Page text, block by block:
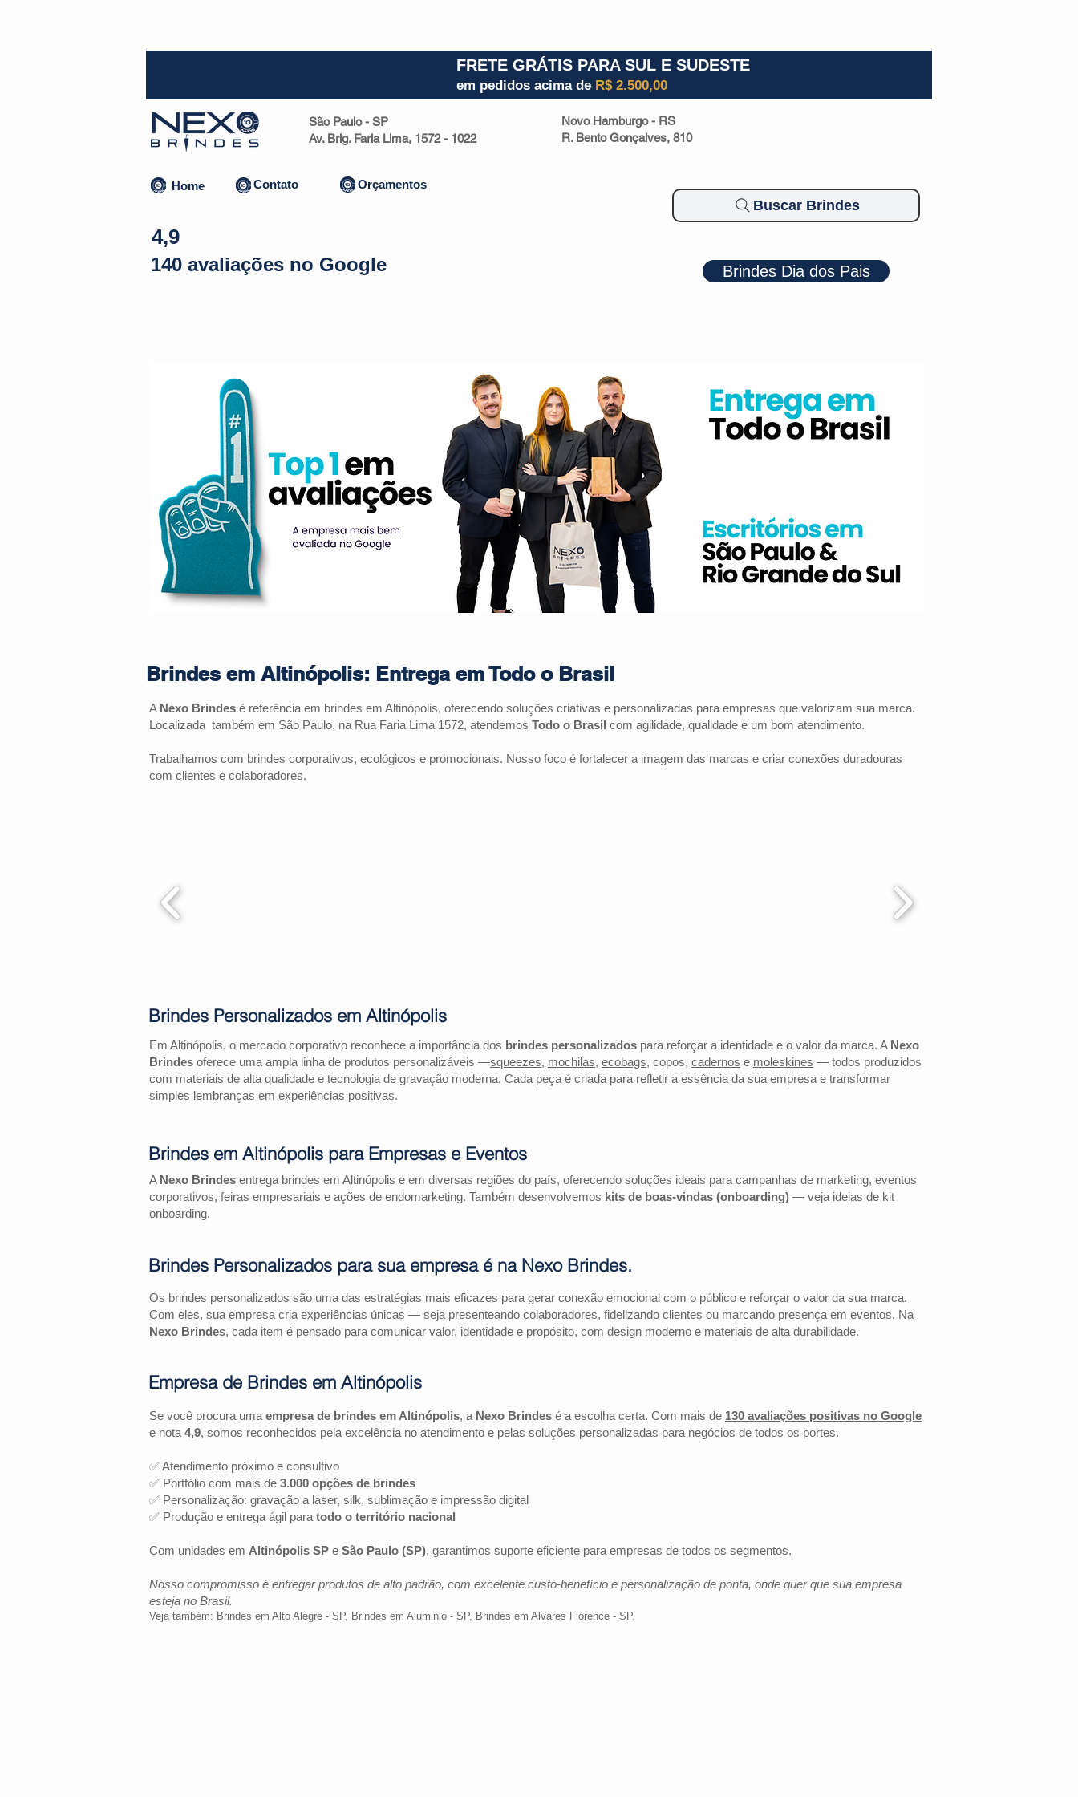
FRETE GRÁTIS PARA SUL E SUDESTE
em pedidos acima de R$ 2.500,00
São Paulo - SP
Av. Brig. Faria Lima, 1572 - 1022
Novo Hamburgo - RS
R. Bento Gonçalves, 810
Home Contato Orçamentos
4,9
140 avaliações no Google
Buscar Brindes
Brindes Dia dos Pais
Brindes em Altinópolis: Entrega em Todo o Brasil
A Nexo Brindes é referência em brindes em Altinópolis, oferecendo soluções criativas e personalizadas para empresas que valorizam sua marca.
Localizada também em São Paulo, na Rua Faria Lima 1572, atendemos Todo o Brasil com agilidade, qualidade e um bom atendimento.
Trabalhamos com brindes corporativos, ecológicos e promocionais. Nosso foco é fortalecer a imagem das marcas e criar conexões duradouras
com clientes e colaboradores.
Em Altinópolis, o mercado corporativo reconhece a importância dos brindes personalizados para reforçar a identidade e o valor da marca. A Nexo
Brindes oferece uma ampla linha de produtos personalizáveis —squeezes, mochilas, ecobags, copos, cadernos e moleskines — todos produzidos
com materiais de alta qualidade e tecnologia de gravação moderna. Cada peça é criada para refletir a essência da sua empresa e transformar
simples lembranças em experiências positivas.
A Nexo Brindes entrega brindes em Altinópolis e em diversas regiões do país, oferecendo soluções ideais para campanhas de marketing, eventos
corporativos, feiras empresariais e ações de endomarketing. Também desenvolvemos kits de boas-vindas (onboarding) — veja ideias de kit
onboarding.
Os brindes personalizados são uma das estratégias mais eficazes para gerar conexão emocional com o público e reforçar o valor da sua marca.
Com eles, sua empresa cria experiências únicas — seja presenteando colaboradores, fidelizando clientes ou marcando presença em eventos. Na
Nexo Brindes, cada item é pensado para comunicar valor, identidade e propósito, com design moderno e materiais de alta durabilidade.
Se você procura uma empresa de brindes em Altinópolis, a Nexo Brindes é a escolha certa. Com mais de 130 avaliações positivas no Google
e nota 4,9, somos reconhecidos pela excelência no atendimento e pelas soluções personalizadas para negócios de todos os portes.
✅ Atendimento próximo e consultivo
✅ Portfólio com mais de 3.000 opções de brindes
✅ Personalização: gravação a laser, silk, sublimação e impressão digital
✅ Produção e entrega ágil para todo o território nacional
Com unidades em Altinópolis SP e São Paulo (SP), garantimos suporte eficiente para empresas de todos os segmentos.
Nosso compromisso é entregar produtos de alto padrão, com excelente custo-benefício e personalização de ponta, onde quer que sua empresa
esteja no Brasil.
Veja também: Brindes em Alto Alegre - SP, Brindes em Aluminio - SP, Brindes em Alvares Florence - SP.
Brindes Personalizados em Altinópolis
Brindes em Altinópolis para Empresas e Eventos
Brindes Personalizados para sua empresa é na Nexo Brindes.
Empresa de Brindes em Altinópolis